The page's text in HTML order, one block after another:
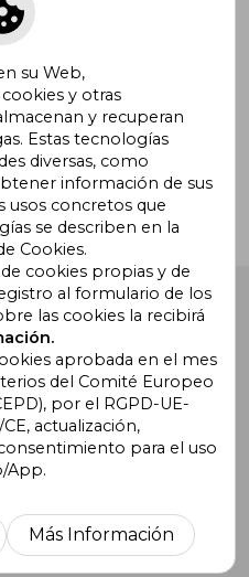
ofertas y
65, Nave 3 (08940),
Derechos Reservados.
Chile
México|Buscalibre
|Buscalibre Otros
Reino Unido
su Web,
y otras
y recuperan
Estas tecnologías
diversas, como
información de sus
usos concretos que
se describen en la
Cookies.
cookies propias y de
al formulario de los
las cookies la recibirá
aprobada en el mes
del Comité Europeo
por el RGPD-UE-
actualización,
para el uso
App.
Más Información